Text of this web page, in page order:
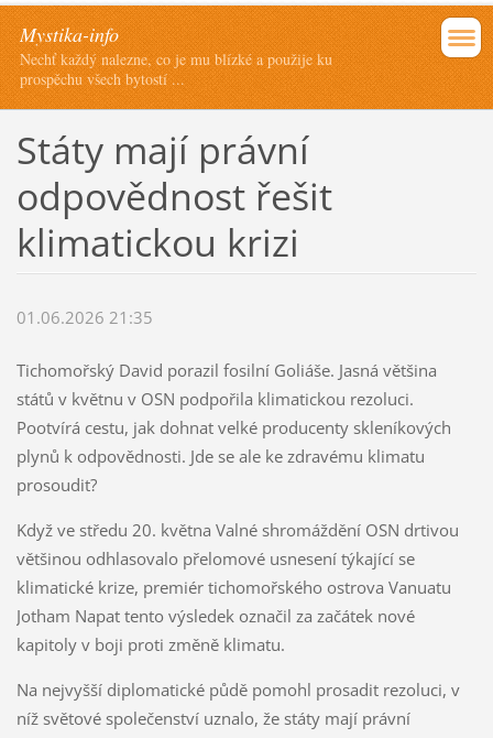
Mystika-info
Nechť každý nalezne, co je mu blízké a použije ku
prospěchu všech bytostí ...
Státy mají právní
odpovědnost řešit
klimatickou krizi
01.06.2026 21:35
Tichomořský David porazil fosilní Goliáše. Jasná většina
států v květnu v OSN podpořila klimatickou rezoluci.
Pootvírá cestu, jak dohnat velké producenty skleníkových
plynů k odpovědnosti. Jde se ale ke zdravému klimatu
prosoudit?
Když ve středu 20. května Valné shromáždění OSN drtivou
většinou odhlasovalo přelomové usnesení týkající se
klimatické krize, premiér tichomořského ostrova Vanuatu
Jotham Napat tento výsledek označil za začátek nové
kapitoly v boji proti změně klimatu.
Na nejvyšší diplomatické půdě pomohl prosadit rezoluci, v
níž světové společenství uznalo, že státy mají právní